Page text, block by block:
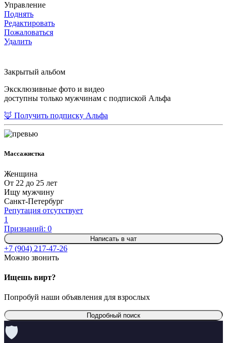
Управление
Поднять
Редактировать
Пожаловаться
Удалить
Закрытый альбом
Эксклюзивные фото и видео
доступны только мужчинам с подпиской Альфа
🦊 Получить подписку Альфа
Массажистка
Женщина
От 22 до 25 лет
Ищу мужчину
Санкт-Петербург
Репутация отсутствует
1
Признаний: 0
Написать в чат
+7 (904) 217-47-26
Можно звонить
Ищешь вирт?
Попробуй наши объявления для взрослых
Подробный поиск
🛡